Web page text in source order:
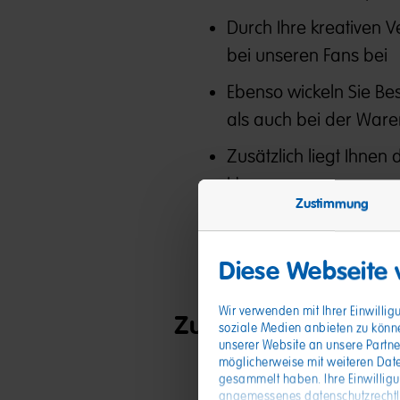
Zustimmung
Diese
Wir verwenden mit Ihrer
soziale Medien anbieten zu
unserer Website an unsere
möglicherweise mit weiteren
gesammelt haben. Ihre
angemessenes
Durch Ihre kreativen
bei unseren Fans bei
Ebenso wickeln Sie
als auch bei der
Zusätzlich liegt Ihnen
Herzen
Zutaten, die Sie
Routinierter Umgang